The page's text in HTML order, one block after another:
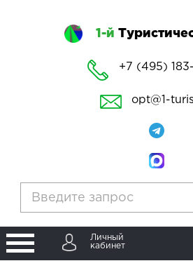
1-й
+7 (495)
opt@1-
Личный
кабинет